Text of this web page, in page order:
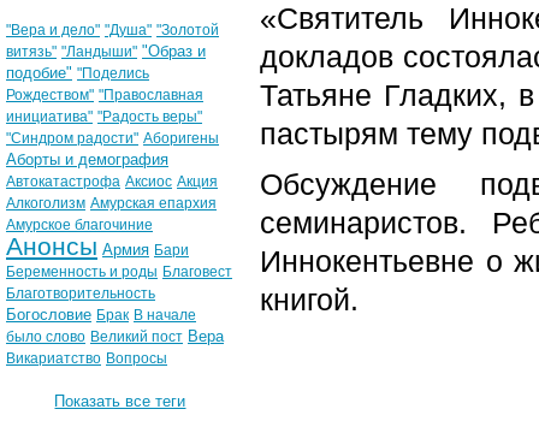
«Святитель
докладов
Татьяне Гладких,
пастырям тему
Обсуждение
семинаристов.
Иннокентьевне о
книгой.
"Вера и дело" "Душа" "Золотой
витязь" "Ландыши" "Образ и
подобие" "Поделись
Рождеством" "Православная
инициатива" "Радость веры"
"Синдром радости" Аборигены
Аборты и демография
Автокатастрофа Аксиос Акция
Алкоголизм Амурская епархия
Амурское благочиние
Анонсы Армия Бари
Беременность и роды Благовест
Благотворительность
Богословие Брак В начале
было слово Великий пост Вера
Викариатство Вопросы
Показать все теги